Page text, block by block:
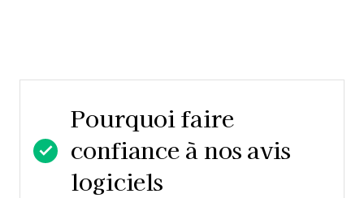
Pourquoi faire
confiance à nos avis
logiciels